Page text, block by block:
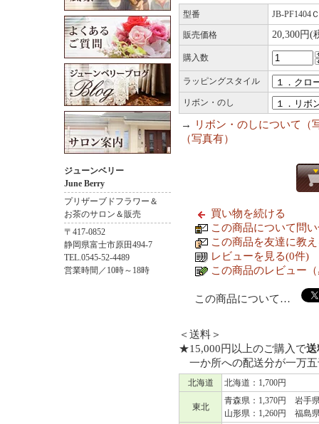
ジューンベリー
June Berry
プリザーブドフラワー＆
お茶のサロン＆販売
〒417-0852
静岡県富士市原田494-7
TEL.0545-52-4489
営業時間／10時～18時
型番 JB-PF1404Ｃ
販売価格 20,300円(
購入数
ラッピングスタイル
リボン・のし
→
リボン・のしについて（
（写真有）
買い物を続ける
この商品について問
この商品を友達に教
レビューを見る(0件)
この商品のレビュー
この商品について…
＜送料＞
★15,000円以上のご購入で送
一か所への配送分が一万
北海道 北海道：1,700円
東北
青森県：1,370円 岩手
山形県：1,260円 福島